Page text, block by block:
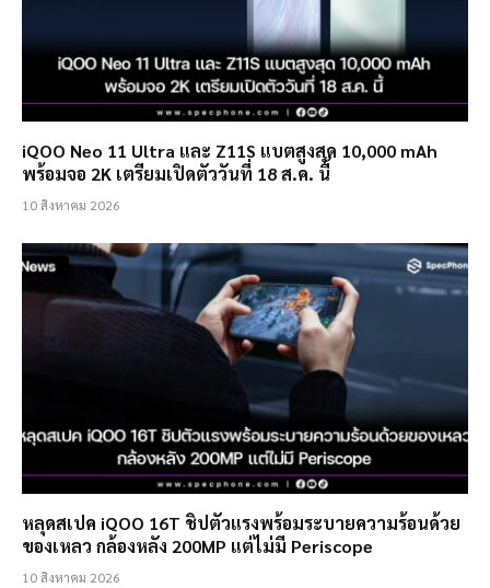
iQOO Neo 11 Ultra และ Z11S แบตสูงสุด 10,000 mAh
พร้อมจอ 2K เตรียมเปิดตัววันที่ 18 ส.ค. นี้
10 สิงหาคม 2026
หลุดสเปค iQOO 16T ชิปตัวแรงพร้อมระบายความร้อนด้วย
ของเหลว กล้องหลัง 200MP แต่ไม่มี Periscope
10 สิงหาคม 2026